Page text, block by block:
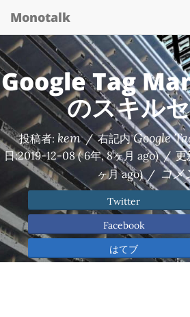
Monotalk
Google Tag
のスキル
投稿者: kem / 右記内Google
日:2019-12-08( 6年, 8ヶ月 ago) / 更
ヶ月 ago) / コメ
Twitter
Facebook
はてブ